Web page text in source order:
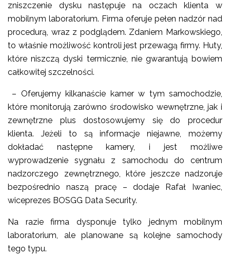
zniszczenie dysku następuje na oczach klienta w
mobilnym laboratorium. Firma oferuje pełen nadzór nad
procedurą, wraz z podglądem. Zdaniem Markowskiego,
to właśnie możliwość kontroli jest przewagą firmy. Huty,
które niszczą dyski termicznie, nie gwarantują bowiem
całkowitej szczelności.
– Oferujemy kilkanaście kamer w tym samochodzie,
które monitorują zarówno środowisko wewnętrzne, jak i
zewnętrzne plus dostosowujemy się do procedur
klienta. Jeżeli to są informacje niejawne, możemy
dokładać następne kamery, i jest możliwe
wyprowadzenie sygnału z samochodu do centrum
nadzorczego zewnętrznego, które jeszcze nadzoruje
bezpośrednio naszą pracę – dodaje Rafał Iwaniec,
wiceprezes BOSGG Data Security.
Na razie firma dysponuje tylko jednym mobilnym
laboratorium, ale planowane są kolejne samochody
tego typu.